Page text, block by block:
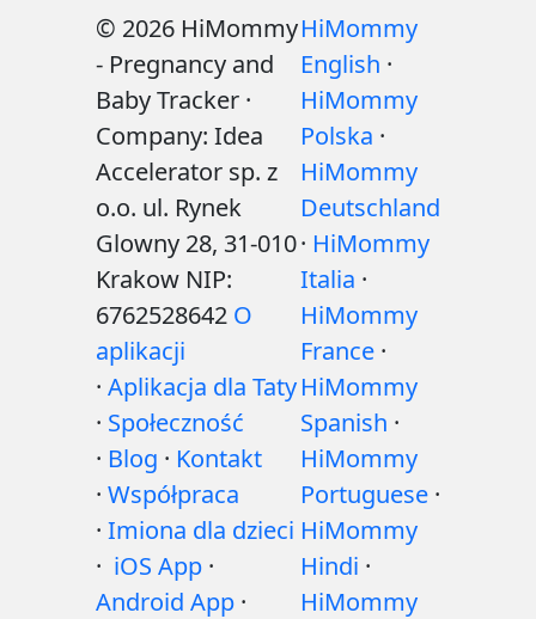
© 2026 HiMommy
- Pregnancy and
Baby Tracker ·
Company: Idea
Accelerator sp. z
o.o. ul. Rynek
Glowny 28, 31-010
Krakow NIP:
6762528642 O
aplikacji
· Aplikacja dla Taty
· Społeczność
· Blog · Kontakt
· Współpraca
· Imiona dla dzieci
· iOS App ·
Android App ·
HiMommy
English ·
HiMommy
Polska ·
HiMommy
Deutschland
· HiMommy
Italia ·
HiMommy
France ·
HiMommy
Spanish ·
HiMommy
Portuguese ·
HiMommy
Hindi ·
HiMommy